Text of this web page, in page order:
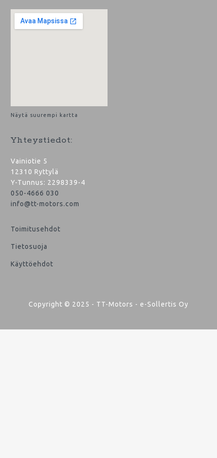
Footer
Näytä suurempi kartta
Yhteystiedot:
Vainiotie 5
12310 Ryttylä
Y-Tunnus: 2298339-4
050-4666 030
info@tt-motors.com
Toimitusehdot
Tietosuoja
Käyttöehdot
Copyright © 2025 - TT-Motors - e-Sollertis Oy